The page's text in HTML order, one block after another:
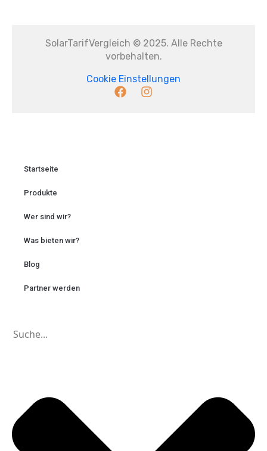
SolarTarifVergleich © 2025. Alle Rechte
vorbehalten.
Cookie Einstellungen
Startseite
Produkte
Wer sind wir?
Was bieten wir?
Blog
Partner werden